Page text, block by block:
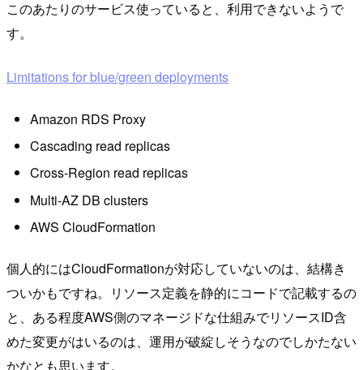
このあたりのサービス使っていると、利用できないようで
す。
Limitations for blue/green deployments
Amazon RDS Proxy
Cascading read replicas
Cross-Region read replicas
Multi-AZ DB clusters
AWS CloudFormation
個人的にはCloudFormationが対応していないのは、結構き
ついかもですね。リソース定義を静的にコードで記載するの
と、ある程度AWS側のマネージドな仕組みでリソースID含
めた変更がはいるのは、運用が破綻しそうなのでしかたない
かなとも思います。